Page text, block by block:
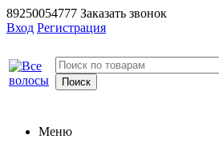
89250054777 Заказать звонок
Вход Регистрация
Меню